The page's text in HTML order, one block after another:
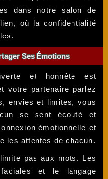
dans notre salon de
où la confidentialité
Ses Émotions
et honnête est
votre partenaire parlez
envies et limites, vous
se sent écouté et
émotionnelle et
les attentes de chacun.
pas aux mots. Les
et le langage